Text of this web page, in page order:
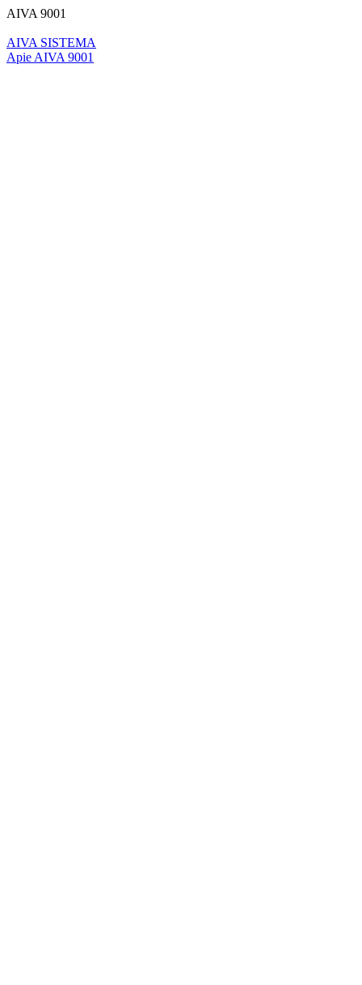
AIVA 9001
AIVA SISTEMA
Apie AIVA 9001